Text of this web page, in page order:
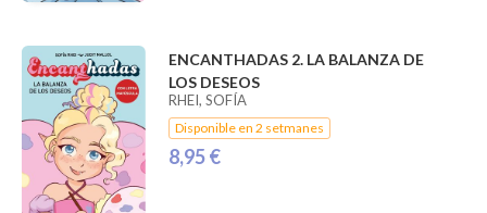
ENCANTHADAS 2. LA BALANZA DE
LOS DESEOS
RHEI, SOFÍA
Disponible en 2 setmanes
8,95 €